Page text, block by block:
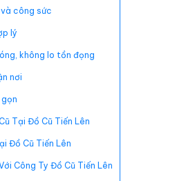
công sức
lý
không lo tồn đọng
nơi
Tại Đồ Cũ Tiến Lên
Đồ Cũ Tiến Lên
Công Ty Đồ Cũ Tiến Lên